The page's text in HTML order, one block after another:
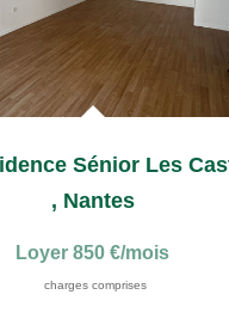
, Nantes
Loyer 850 €/mois
charges comprises